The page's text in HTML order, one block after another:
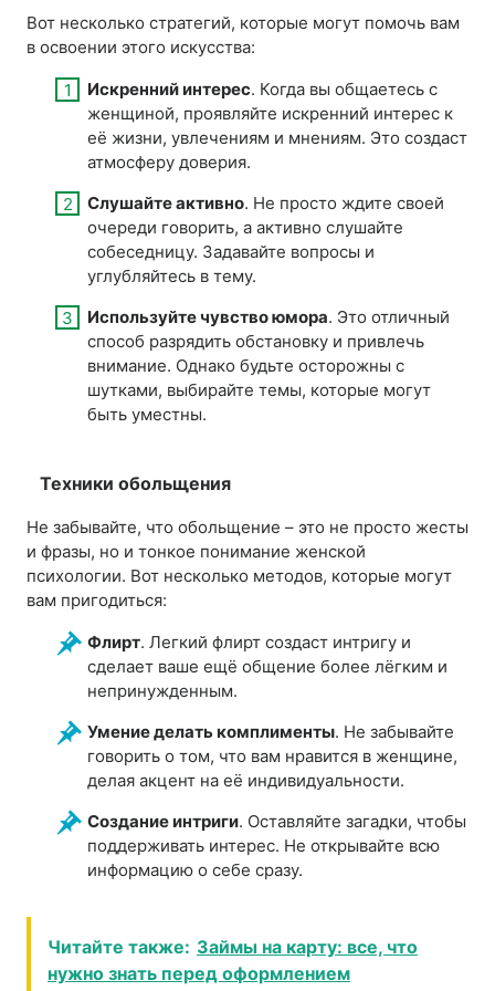
Вот несколько стратегий, которые могут помочь вам
в освоении этого искусства:
Искренний интерес. Когда вы общаетесь с
женщиной, проявляйте искренний интерес к
её жизни, увлечениям и мнениям. Это создаст
атмосферу доверия.
Слушайте активно. Не просто ждите своей
очереди говорить, а активно слушайте
собеседницу. Задавайте вопросы и
углубляйтесь в тему.
Используйте чувство юмора. Это отличный
способ разрядить обстановку и привлечь
внимание. Однако будьте осторожны с
шутками, выбирайте темы, которые могут
быть уместны.
Техники обольщения
Не забывайте, что обольщение – это не просто жесты
и фразы, но и тонкое понимание женской
психологии. Вот несколько методов, которые могут
вам пригодиться:
Флирт. Легкий флирт создаст интригу и
сделает ваше ещё общение более лёгким и
непринужденным.
Умение делать комплименты. Не забывайте
говорить о том, что вам нравится в женщине,
делая акцент на её индивидуальности.
Создание интриги. Оставляйте загадки, чтобы
поддерживать интерес. Не открывайте всю
информацию о себе сразу.
Читайте также: Займы на карту: все, что
нужно знать перед оформлением